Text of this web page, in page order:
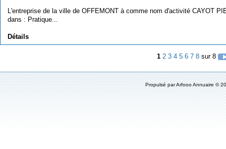
L'entreprise de la ville de OFFEMONT à comme nom d'activité CAYOT
dans : Pratique...
Détails
1 2 3 4 5 6 7 8 sur 8
Propulsé parArfooo Annuaire ©